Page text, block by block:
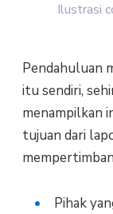
Ilustrasi
Pendahuluan
itu sendiri,
menampilkan
tujuan dari
Pihak